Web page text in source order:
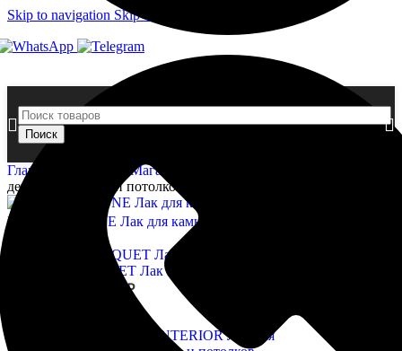
Skip to navigation Skip to main content
Поиск
Главная страница Магазин
деревянных стен и потолков
NEOMID STONE Лак для камня
NEOMID PARQUET Лак паркетный алкидно-уретановый
₽Диапазон
цен:
105,00 ₽